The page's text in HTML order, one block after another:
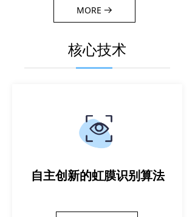
MORE 뀠
自主创新的虹膜识别算法
核心技术